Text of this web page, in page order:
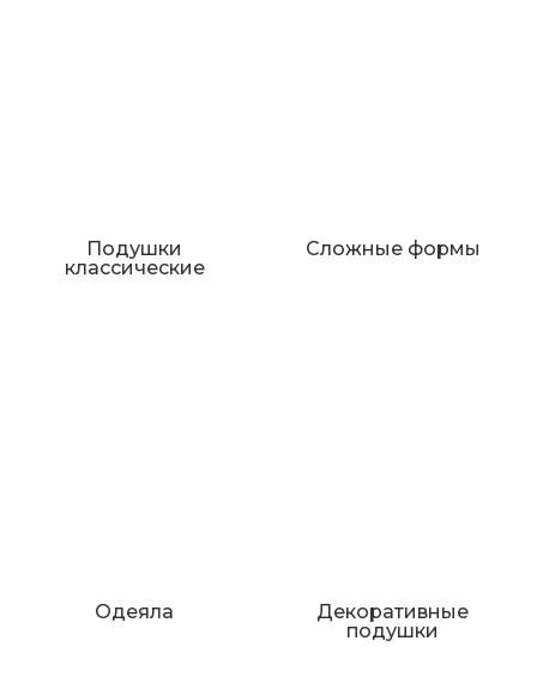
Подушки
классические
Сложные формы
Одеяла
Декоративные
подушки